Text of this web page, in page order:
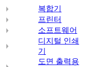
복합기
프린터
소프트웨어
디지털 인쇄
기
도면 출력용